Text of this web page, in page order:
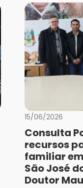
15/06/2026
Consulta
recursos
familiar
São José
Doutor